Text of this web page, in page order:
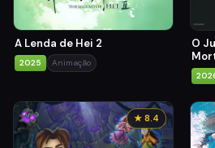
A Lenda de Hei 2
2025 Animação
O
★ 8.4